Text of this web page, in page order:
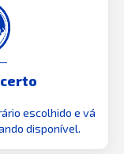
escolhido e vá
disponível.